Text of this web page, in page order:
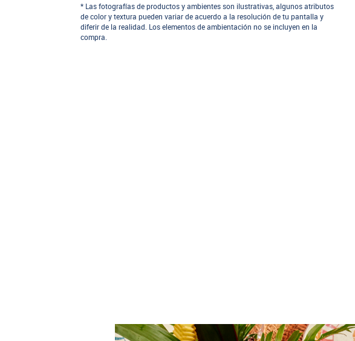
* Las fotografías de productos y ambientes son ilustrativas, algunos atributos
de color y textura pueden variar de acuerdo a la resolución de tu pantalla y
diferir de la realidad. Los elementos de ambientación no se incluyen en la
compra.